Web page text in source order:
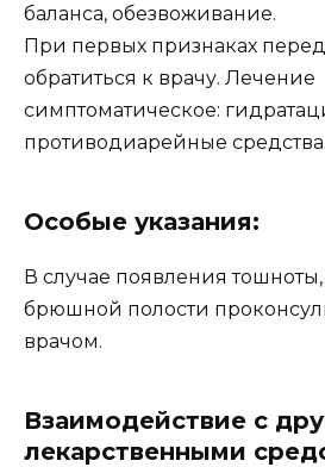
баланса, обезвоживание.
При первых признаках
обратиться к врачу. Лечение
симптоматическое:
противодиарейные средства.
Особые указания:
В случае появления
брюшной полости
врачом.
Взаимодействие с
лекарственными